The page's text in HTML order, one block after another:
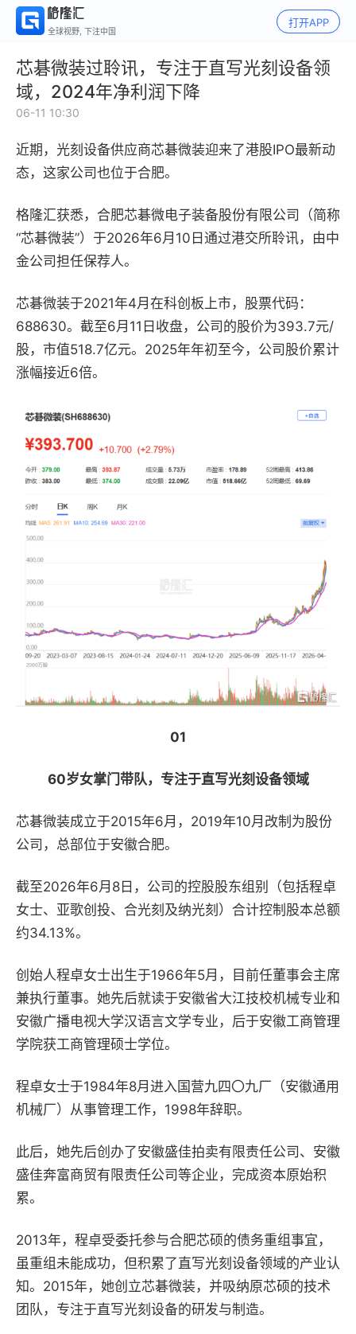
全球视野, 下注中国
打开APP
芯碁微装过聆讯，专注于直写光刻设备领
域，2024年净利润下降
06-11 10:30
近期，光刻设备供应商芯碁微装迎来了港股IPO最新动
态，这家公司也位于合肥。
格隆汇获悉，合肥芯碁微电子装备股份有限公司（简称
“芯碁微装”）于2026年6月10日通过港交所聆讯，由中
金公司担任保荐人。
芯碁微装于2021年4月在科创板上市，股票代码：
688630。截至6月11日收盘，公司的股价为393.7元/
股，市值518.7亿元。2025年年初至今，公司股价累计
涨幅接近6倍。
01
60岁女掌门带队，专注于直写光刻设备领域
芯碁微装成立于2015年6月，2019年10月改制为股份
公司，总部位于安徽合肥。
截至2026年6月8日，公司的控股股东组别（包括程卓
女士、亚歌创投、合光刻及纳光刻）合计控制股本总额
约34.13%。
创始人程卓女士出生于1966年5月，目前任董事会主席
兼执行董事。她先后就读于安徽省大江技校机械专业和
安徽广播电视大学汉语言文学专业，后于安徽工商管理
学院获工商管理硕士学位。
程卓女士于1984年8月进入国营九四〇九厂（安徽通用
机械厂）从事管理工作，1998年辞职。
此后，她先后创办了安徽盛佳拍卖有限责任公司、安徽
盛佳奔富商贸有限责任公司等企业，完成资本原始积
累。
2013年，程卓受委托参与合肥芯硕的债务重组事宜，
虽重组未能成功，但积累了直写光刻设备领域的产业认
知。2015年，她创立芯碁微装，并吸纳原芯硕的技术
团队，专注于直写光刻设备的研发与制造。